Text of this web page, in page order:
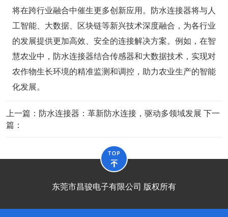
将在跨行业融合中催生更多创新应用。防水连接器将与人
工智能、大数据、区块链等新兴技术深度融合，为各行业
的发展提供更加高效、安全的连接解决方案。例如，在智
慧农业中，防水连接器结合传感器和大数据技术，实现对
农作物生长环境的精准监测和调控，助力农业生产的智能
化发展。
上一篇： 防水连接器：革新防水连接，驱动多领域发展​ 下一
篇：
东莞市昌骏电子有限公司 版权所有